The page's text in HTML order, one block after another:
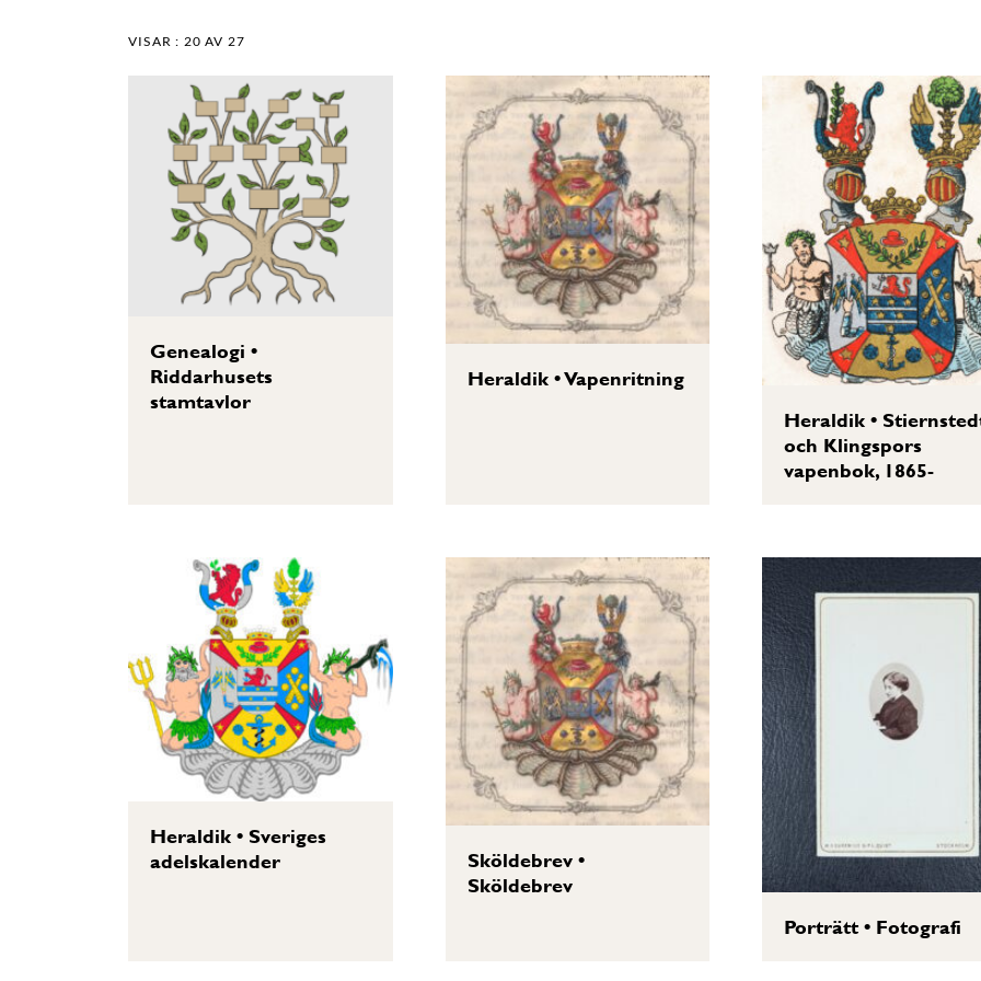
VISAR : 20 AV 27
Genealogi •
Riddarhusets
stamtavlor
Heraldik•Vapenritning
Heraldik•
och Klingspors
vapenbok, 1865-
Heraldik•Sveriges
adelskalender
Sköldebrev•
Sköldebrev
Porträtt• Fotografi